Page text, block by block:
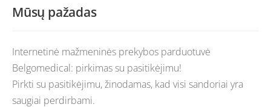
Mūsų pažadas
Internetinė mažmeninės prekybos parduotuvė
Belgomedical: pirkimas su pasitikėjimu!
Pirkti su pasitikėjimu, žinodamas, kad visi sandoriai yra
saugiai perdirbami.